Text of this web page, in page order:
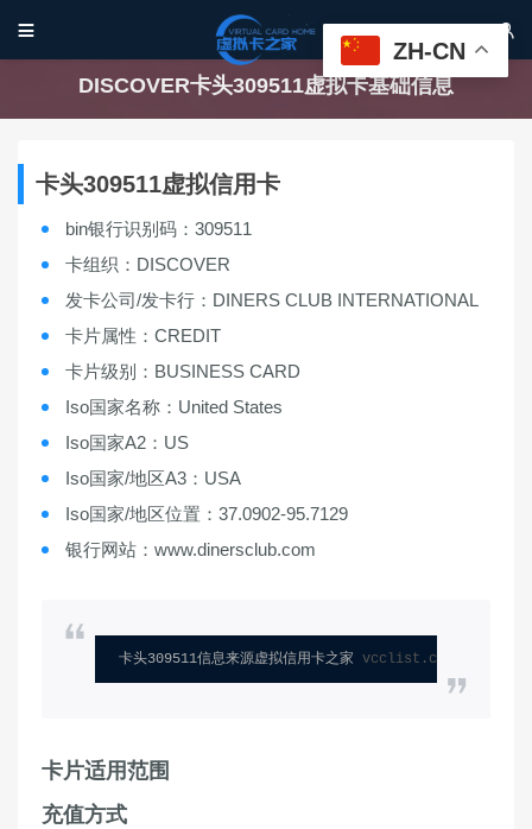
 
DISCOVER卡头309511虚拟卡基础信息
卡头309511虚拟信用卡
bin银行识别码：309511
卡组织：DISCOVER
发卡公司/发卡行：DINERS CLUB INTERNATIONAL
卡片属性：CREDIT
卡片级别：BUSINESS CARD
Iso国家名称：United States
Iso国家A2：US
Iso国家/地区A3：USA
Iso国家/地区位置：37.0902-95.7129
银行网站：www.dinersclub.com
卡头309511信息来源虚拟信用卡之家 vcclist.com
卡片适用范围
充值方式
ZH-CN